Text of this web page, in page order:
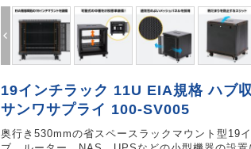
Prev
19インチラック 11U EIA規格 ハブ
サンワサプライ 100-SV005
奥行き530mmの省スペースラックマウント型19